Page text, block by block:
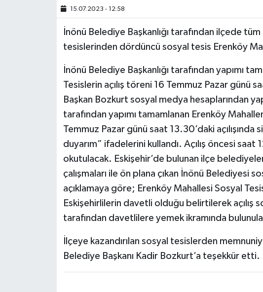
15.07.2023 - 12:58
İnönü Belediye Başkanlığı tarafından ilçede
tesislerinden dördüncü sosyal tesis Erenköy
İnönü Belediye Başkanlığı tarafından yapımı
Tesislerin açılış töreni 16 Temmuz Pazar günü
Başkan Bozkurt sosyal medya hesaplarından
tarafından yapımı tamamlanan Erenköy
Temmuz Pazar günü saat 13.30’daki
duyarım” ifadelerini kullandı. Açılış öncesi
okutulacak. Eskişehir’de bulunan ilçe
çalışmaları ile ön plana çıkan İnönü Belediyesi
açıklamaya göre; Erenköy Mahallesi Sosyal
Eskişehirlilerin davetli olduğu belirtilerek açılış
tarafından davetlilere yemek ikramında
İlçeye kazandırılan sosyal tesislerden
Belediye Başkanı Kadir Bozkurt’a teşekkür etti.